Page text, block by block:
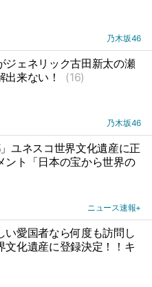
乃木坂46
ジェネリック古田新太の瀬
出来ない！
(16)
乃木坂46
ユネスコ世界文化遺産に正
ント「日本の宝から世界の
ニュース速報+
い愛国者なら何度も訪問し
化遺産に登録決定！！キ